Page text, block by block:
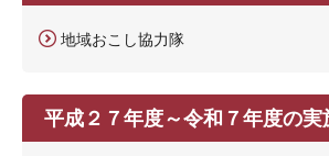
地域おこし協力隊
平成２７年度～令和７年度の実